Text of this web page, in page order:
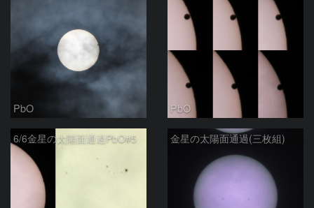
PbO PbO
6/6金星の太陽面通過PbO#5 金星の太陽面通過(三枚組)